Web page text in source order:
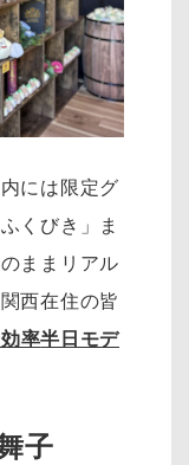
には限定グ
くびき」ま
ままリアル
西在住の皆
率半日モデ
子